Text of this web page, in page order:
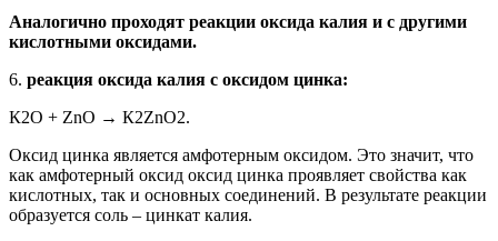
Аналогично проходят реакции оксида калия и с другими
кислотными оксидами.
6. реакция оксида калия с оксидом цинка:
К2О + ZnО → К2ZnО2.
Оксид цинка является амфотерным оксидом. Это значит, что
как амфотерный оксид оксид цинка проявляет свойства как
кислотных, так и основных соединений. В результате реакции
образуется соль – цинкат калия.